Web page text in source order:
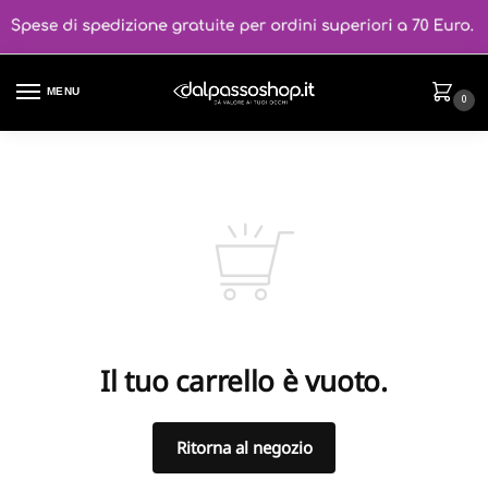
MENU
0
Il tuo carrello è vuoto.
Ritorna al negozio